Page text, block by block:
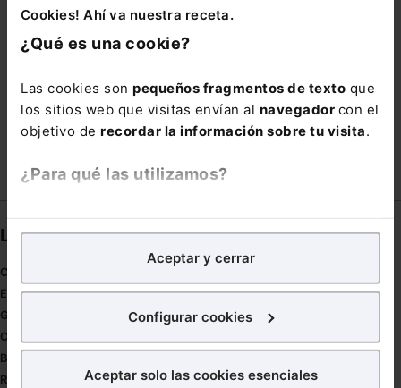
Cookies! Ahí va nuestra receta.
¿Qué es una cookie?
Las cookies son pequeños fragmentos de texto que
los sitios web que visitas envían al navegador con el
objetivo de recordar la información sobre tu visita.
¿Para qué las utilizamos?
analíticospara tratar demejorar tu experienciaen
nuestra página web. También con fines publicitarios,
para poder mostrarte publicidad y contenidos de tu
¿Qué puedes hacer?
Aceptar y cerrar
Configurar cookies
Aceptar solo las cookies esenciales
REESTRUCTURACIONES EMPRESARIALES
RENTA MÍNIMA DE INSERCIÓN
SOCIEDAD COTIZADA TRIBUNAL SUPREMP
Links directos
Coronavirus
Estudio de salud abogacía
Gestión de despachos
Compliance
Buenas Prácticas Tributarias
RGPD